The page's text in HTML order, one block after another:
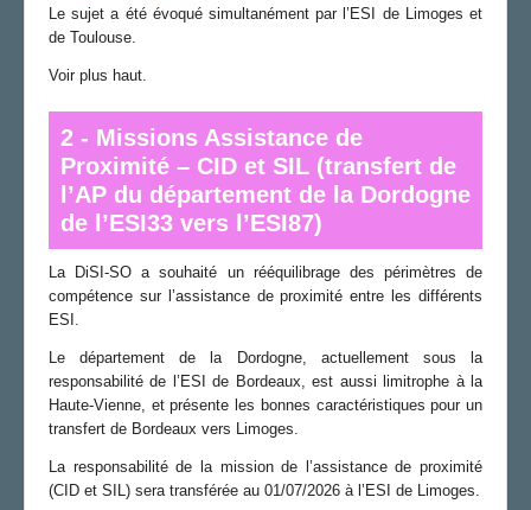
Le sujet a été évoqué simultanément par l’ESI de Limoges et
de Toulouse.
Voir plus haut.
2 - Missions Assistance de
Proximité – CID et SIL (transfert de
l’AP du département de la Dordogne
de l’ESI33 vers l’ESI87)
La DiSI-SO a souhaité un rééquilibrage des périmètres de
compétence sur l’assistance de proximité entre les différents
ESI.
Le département de la Dordogne, actuellement sous la
responsabilité de l’ESI de Bordeaux, est aussi limitrophe à la
Haute-Vienne, et présente les bonnes caractéristiques pour un
transfert de Bordeaux vers Limoges.
La responsabilité de la mission de l’assistance de proximité
(CID et SIL) sera transférée au 01/07/2026 à l’ESI de Limoges.